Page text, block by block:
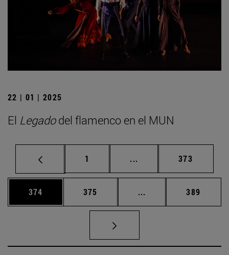
22 | 01 | 2025
El Legadodel flamenco en el MUN
Página
1 ... Páginas intermedias
Página
373
Página
374 Página
375 ... Páginas intermedias
Página
389